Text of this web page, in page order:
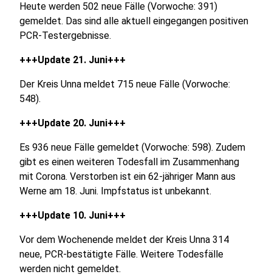
Heute werden 502 neue Fälle (Vorwoche: 391)
gemeldet. Das sind alle aktuell eingegangen positiven
PCR-Testergebnisse.
+++Update 21. Juni+++
Der Kreis Unna meldet 715 neue Fälle (Vorwoche:
548).
+++Update 20. Juni+++
Es 936 neue Fälle gemeldet (Vorwoche: 598). Zudem
gibt es einen weiteren Todesfall im Zusammenhang
mit Corona. Verstorben ist ein 62-jähriger Mann aus
Werne am 18. Juni. Impfstatus ist unbekannt.
+++Update 10. Juni+++
Vor dem Wochenende meldet der Kreis Unna 314
neue, PCR-bestätigte Fälle. Weitere Todesfälle
werden nicht gemeldet.